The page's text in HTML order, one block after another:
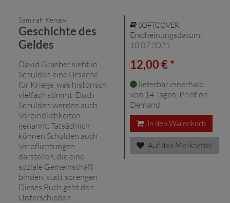
Samirah Kenawi
Geschichte des
Geldes
David Graeber sieht in
Schulden eine Ursache
für Kriege, was historisch
vielfach stimmt. Doch
Schulden werden auch
Verbindlichkeiten
genannt. Tatsächlich
können Schulden auch
Verpflichtungen
darstellen, die eine
soziale Gemeinschaft
binden, statt sprengen.
Dieses Buch geht den
Unterschieden ...
SOFTCOVER
Erscheinungsdatum:
10.07.2021
12,00 € *
lieferbar innerhalb
von 14 Tagen, Print on
Demand
In den Warenkorb
Auf den Merkzettel